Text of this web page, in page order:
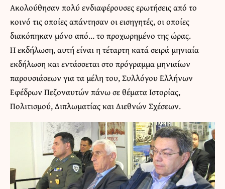
Ακολούθησαν πολύ ενδιαφέρουσες ερωτήσεις από το
κοινό τις οποίες απάντησαν οι εισηγητές, οι οποίες
διακόπηκαν μόνο από… το προχωρημένο της ώρας.
Η εκδήλωση, αυτή είναι η τέταρτη κατά σειρά μηνιαία
εκδήλωση και εντάσσεται στο πρόγραμμα μηνιαίων
παρουσιάσεων για τα μέλη του, Συλλόγου Ελλήνων
Εφέδρων Πεζοναυτών πάνω σε θέματα Ιστορίας,
Πολιτισμού, Διπλωματίας και Διεθνών Σχέσεων.